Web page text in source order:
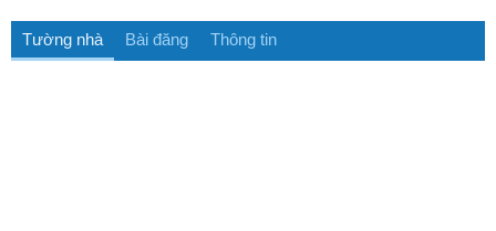
Tường nhà Bài đăng Thông tin